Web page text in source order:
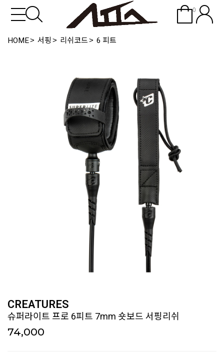
0
HOME 서핑 리쉬코드 6 피트
CREATURES
슈퍼라이트 프로 6피트 7mm 숏보드 서핑리쉬
74,000